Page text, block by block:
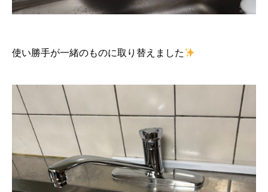
使い勝手が一緒のものに取り替えました